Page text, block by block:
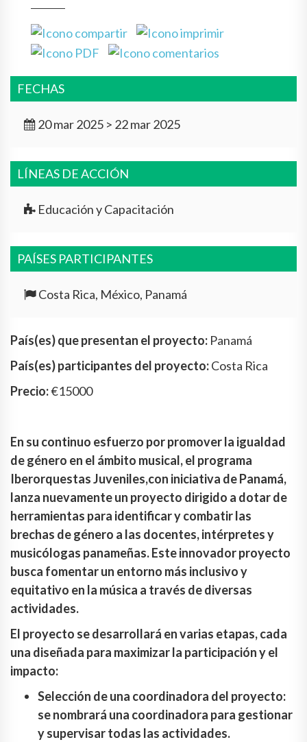
FECHAS
20 mar 2025 > 22 mar 2025
LÍNEAS DE ACCIÓN
Educación y Capacitación
PAÍSES PARTICIPANTES
Costa Rica, México, Panamá
País(es) que presentan el proyecto: Panamá
País(es) participantes del proyecto:Costa Rica
Precio:€15000
En su continuo esfuerzo por promover la igualdad
de género en el ámbito musical, el programa
Iberorquestas Juveniles,con iniciativa de Panamá,
lanza nuevamente un proyecto dirigido a dotar de
herramientas para identificar y combatir las
brechas de género a las docentes, intérpretes y
musicólogas panameñas. Este innovador proyecto
busca fomentar un entorno más inclusivo y
equitativo en la música a través de diversas
actividades.
El proyecto se desarrollará en varias etapas, cada
una diseñada para maximizar la participación y el
impacto:
Selección de una coordinadora del proyecto:
se nombrará una coordinadora para gestionar
y supervisar todas las actividades.